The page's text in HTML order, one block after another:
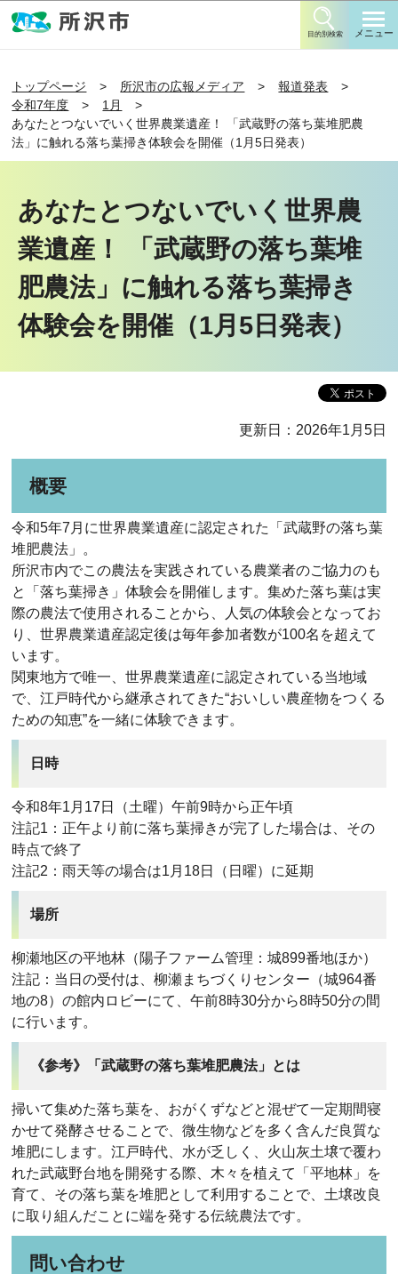
目的別検索 メニュー
トップページ 所沢市の広報メディア
報道発表
令和7年度
1月
あなたとつないでいく世界農業遺産！ 「武蔵野の落ち葉堆肥農
法」に触れる落ち葉掃き体験会を開催（1月5日発表）
あなたとつないでいく世界農
業遺産！ 「武蔵野の落ち葉堆
肥農法」に触れる落ち葉掃き
体験会を開催（1月5日発表）
更新日：2026年1月5日
概要
令和5年7月に世界農業遺産に認定された「武蔵野の落ち葉
堆肥農法」。
所沢市内でこの農法を実践されている農業者のご協力のも
と「落ち葉掃き」体験会を開催します。集めた落ち葉は実
際の農法で使用されることから、人気の体験会となってお
り、世界農業遺産認定後は毎年参加者数が100名を超えて
います。
関東地方で唯一、世界農業遺産に認定されている当地域
で、江戸時代から継承されてきた“おいしい農産物をつくる
ための知恵”を一緒に体験できます。
日時
令和8年1月17日（土曜）午前9時から正午頃
注記1：正午より前に落ち葉掃きが完了した場合は、その
時点で終了
注記2：雨天等の場合は1月18日（日曜）に延期
場所
柳瀬地区の平地林（陽子ファーム管理：城899番地ほか）
注記：当日の受付は、柳瀬まちづくりセンター（城964番
地の8）の館内ロビーにて、午前8時30分から8時50分の間
に行います。
《参考》「武蔵野の落ち葉堆肥農法」とは
掃いて集めた落ち葉を、おがくずなどと混ぜて一定期間寝
かせて発酵させることで、微生物などを多く含んだ良質な
堆肥にします。江戸時代、水が乏しく、火山灰土壌で覆わ
れた武蔵野台地を開発する際、木々を植えて「平地林」を
育て、その落ち葉を堆肥として利用することで、土壌改良
に取り組んだことに端を発する伝統農法です。
問い合わせ